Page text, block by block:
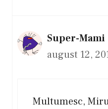
Super-Mami
august 12,
Multumesc,